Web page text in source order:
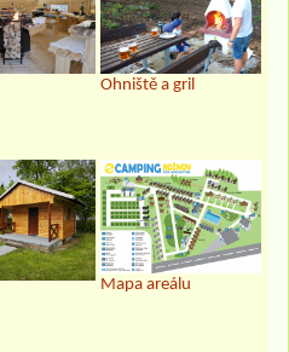
Ohniště a gril
Mapa areálu